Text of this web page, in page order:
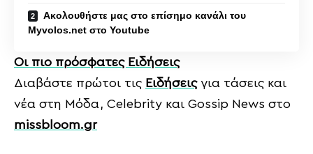
Ακολουθήστε μας στο επίσημο κανάλι του
Myvolos.net στο Youtube
Οι πιο πρόσφατες Ειδήσεις
Διαβάστε πρώτοι τις Ειδήσειςγια τάσεις και
νέα στη Μόδα, Celebrity και Gossip News στο
missbloom.gr